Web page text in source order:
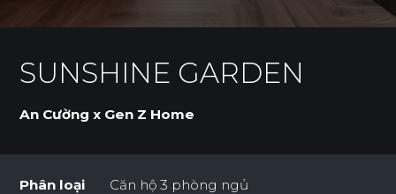
SUNSHINE GARDEN
An Cường x Gen Z Home
Phân loại Căn hộ 3 phòng ngủ